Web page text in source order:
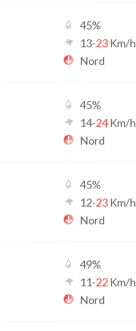
45%
13-23 Km/h
Nord
45%
14-24Km/h
Nord
45%
12-23 Km/h
Nord
49%
11-22 Km/h
Nord